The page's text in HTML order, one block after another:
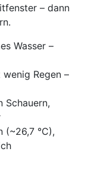
– dann
Wasser –
Regen –
Schauern,
(~26,7 °C),